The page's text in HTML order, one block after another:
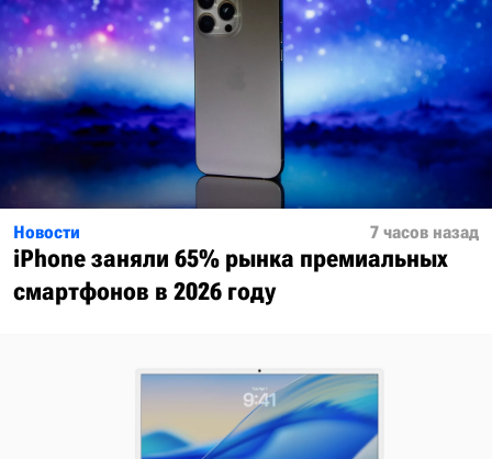
Новости 7 часов назад
iPhone заняли 65% рынка премиальных
смартфонов в 2026 году